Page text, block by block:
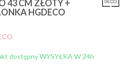
43 CM ZŁOTY +
HGDECO
dostępny WYSYŁKA W 24h